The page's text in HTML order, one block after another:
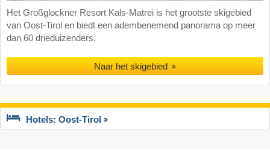
Het Großglockner Resort Kals-Matrei is het grootste skigebied
van Oost-Tirol en biedt een adembenemend panorama op meer
dan 60 drieduizenders.
Naar het skigebied
Hotels: Oost-Tirol